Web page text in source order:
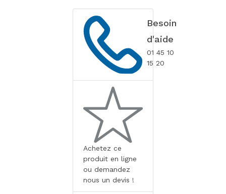
Besoin
d'aide
01 45 10
15 20
Achetez ce
produit en ligne
ou demandez
nous un devis !